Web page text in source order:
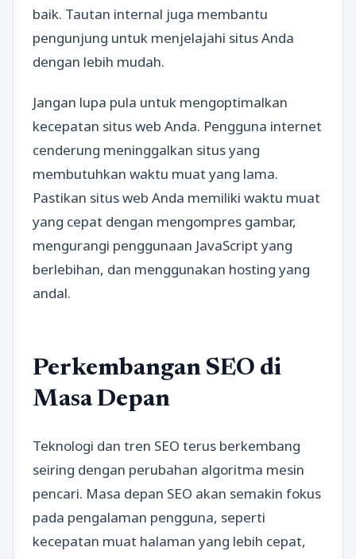
baik. Tautan internal juga membantu
pengunjung untuk menjelajahi situs Anda
dengan lebih mudah.
Jangan lupa pula untuk mengoptimalkan
kecepatan situs web Anda. Pengguna internet
cenderung meninggalkan situs yang
membutuhkan waktu muat yang lama.
Pastikan situs web Anda memiliki waktu muat
yang cepat dengan mengompres gambar,
mengurangi penggunaan JavaScript yang
berlebihan, dan menggunakan hosting yang
andal.
Perkembangan SEO di
Masa Depan
Teknologi dan tren SEO terus berkembang
seiring dengan perubahan algoritma mesin
pencari. Masa depan SEO akan semakin fokus
pada pengalaman pengguna, seperti
kecepatan muat halaman yang lebih cepat,